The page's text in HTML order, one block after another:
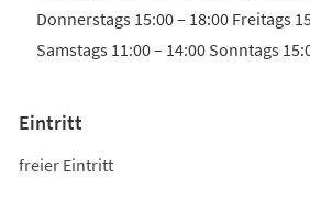
Donnerstags 15:00 – 18:00 Freitags
Samstags 11:00 – 14:00 Sonntags
Eintritt
freier Eintritt